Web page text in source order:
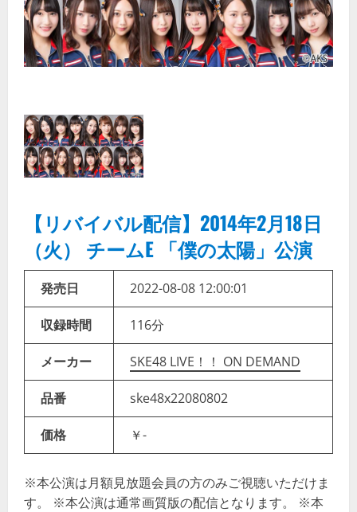
【リバイバル配信】2014年2月18日
（火） チームE 「僕の太陽」公演
発売日 2022-08-08 12:00:01
収録時間 116分
メーカー SKE48 LIVE！！ ON DEMAND
品番 ske48x22080802
価格 ￥-
※本公演は月額見放題会員の方のみご視聴いただけま
す。 ※本公演は通常画質版の配信となります。 ※本